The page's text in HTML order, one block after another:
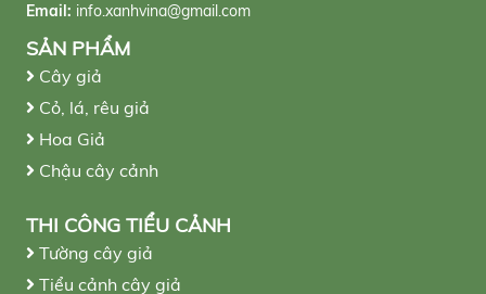
Email: info.xanhvina@gmail.com
SẢN PHẨM
Cây giả
Cỏ, lá, rêu giả
Hoa Giả
Chậu cây cảnh
THI CÔNG TIỂU CẢNH
Tường cây giả
Tiểu cảnh cây giả